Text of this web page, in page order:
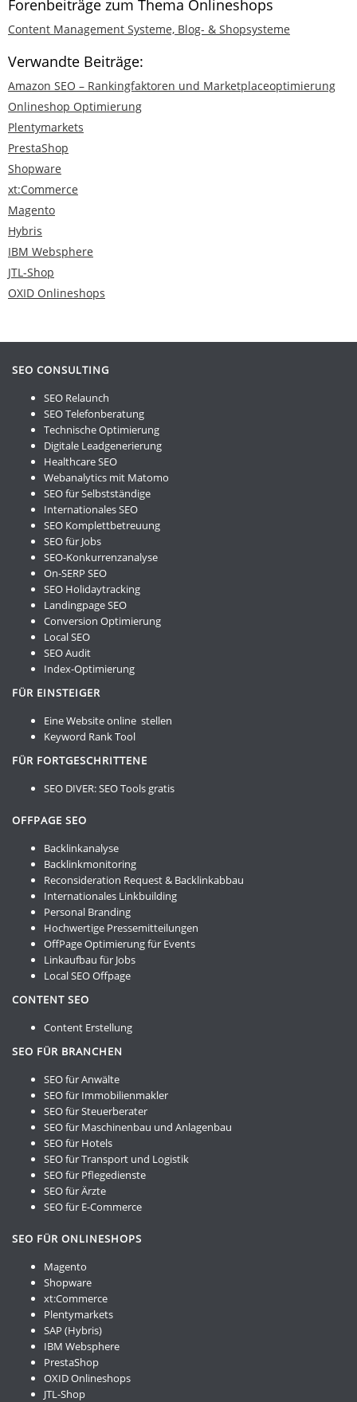
Forenbeiträge zum Thema Onlineshops
Content Management Systeme, Blog- & Shopsysteme
Verwandte Beiträge:
Amazon SEO – Rankingfaktoren und Marketplaceoptimierung
Onlineshop Optimierung
Plentymarkets
PrestaShop
Shopware
xt:Commerce
Magento
Hybris
IBM Websphere
JTL-Shop
OXID Onlineshops
SEO CONSULTING
SEO Relaunch
SEO Telefonberatung
Technische Optimierung
Digitale Leadgenerierung
Healthcare SEO
Webanalytics mit Matomo
SEO für Selbstständige
Internationales SEO
SEO Komplettbetreuung
SEO für Jobs
SEO-Konkurrenzanalyse
On-SERP SEO
SEO Holidaytracking
Landingpage SEO
Conversion Optimierung
Local SEO
SEO Audit
Index-Optimierung
FÜR EINSTEIGER
Eine Website online stellen
Keyword Rank Tool
FÜR FORTGESCHRITTENE
SEO DIVER:SEO Tools gratis
OFFPAGE SEO
Backlinkanalyse
Backlinkmonitoring
Reconsideration Request & Backlinkabbau
Internationales Linkbuilding
Personal Branding
Hochwertige Pressemitteilungen
OffPage Optimierung für Events
Linkaufbau für Jobs
Local SEO Offpage
CONTENT SEO
Content Erstellung
SEO FÜR BRANCHEN
SEO für Anwälte
SEO für Immobilienmakler
SEO für Steuerberater
SEO für Maschinenbau und Anlagenbau
SEO für Hotels
SEO für Transport und Logistik
SEO für Pflegedienste
SEO für Ärzte
SEO für E-Commerce
SEO FÜR ONLINESHOPS
Magento
Shopware
xt:Commerce
Plentymarkets
SAP (Hybris)
IBM Websphere
PrestaShop
OXID Onlineshops
JTL-Shop